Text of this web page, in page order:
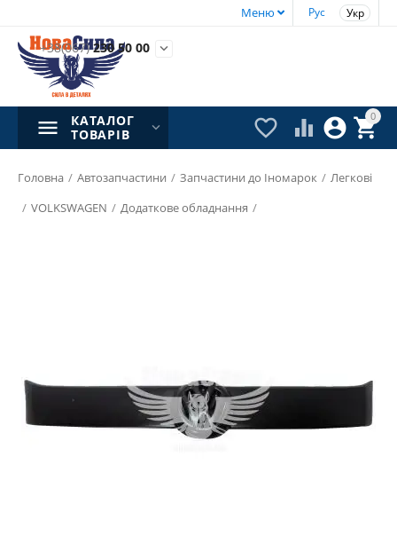
Рус Укр
Меню
+38(067)230 50 00 
0


 
КАТАЛОГ
ТОВАРІВ
Головна / Автозапчастини / Запчастини до Іномарок / Легкові
/ VOLKSWAGEN / Додаткове обладнання /